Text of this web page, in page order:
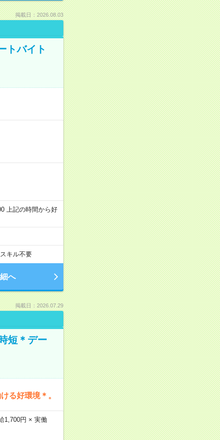
掲載日：2026.08.03
トバイト
上記の時間から好
キル不要
へ
掲載日：2026.07.29
短＊デー
る好環境＊。
1,700円 × 実働